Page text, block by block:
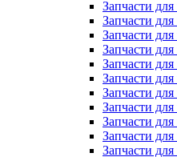
Запчасти
Запчасти
Запчасти
Запчасти
Запчасти
Запчасти
Запчасти
Запчасти
Запчасти
Запчасти
Запчасти